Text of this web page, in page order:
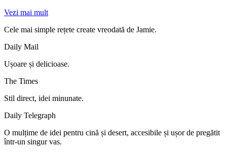
Vezi mai mult
Cele mai simple rețete create vreodată de Jamie.
Daily Mail
Ușoare și delicioase.
The Times
Stil direct, idei minunate.
Daily Telegraph
O mulțime de idei pentru cină și desert, accesibile și ușor de pregătit
într-un singur vas.